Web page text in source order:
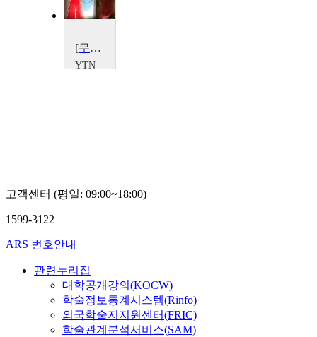
[무한상상 박물관] 별난물건박물관
YTN
고객센터 (평일: 09:00~18:00)
1599-3122
ARS 번호안내
관련누리집
대학공개강의(KOCW)
학술정보통계시스템(Rinfo)
외국학술지지원센터(FRIC)
학술관계분석서비스(SAM)